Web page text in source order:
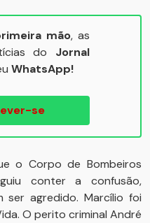
mão, as
do Jornal
WhatsApp!
se
o Corpo de Bombeiros
conter a confusão,
agredido. Marcílio foi
O perito criminal André